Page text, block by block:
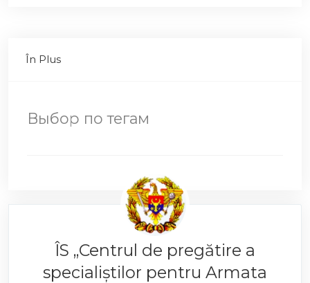
În Plus
Выбор по тегам
ÎS „Centrul de pregătire a
specialiştilor pentru Armata